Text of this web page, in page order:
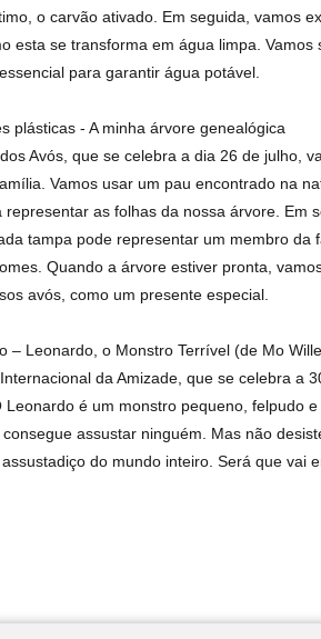
o carvão ativado. Em seguida, vamos
esta se transforma em água limpa.
para garantir água potável.
plásticas - A minha árvore genealógica
Avós, que se celebra a dia 26 de julho,
Vamos usar um pau encontrado na
as folhas da nossa árvore. Em
tampa pode representar um membro da
Quando a árvore estiver pronta,
avós, como um presente especial.
– Leonardo, o Monstro Terrível (de Mo
da Amizade, que se celebra a
Leonardo é um monstro pequeno, felpudo
assustar ninguém. Mas não
do mundo inteiro. Será que vai